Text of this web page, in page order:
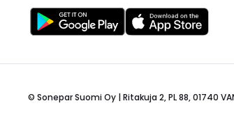
© Sonepar Suomi Oy | Ritakuja 2, PL 88, 01740